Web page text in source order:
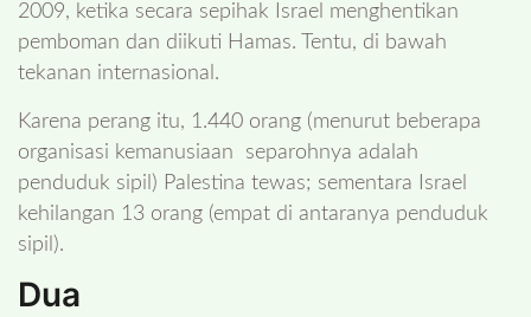
2009, ketika secara sepihak Israel menghentikan
pemboman dan diikuti Hamas. Tentu, di bawah
tekanan internasional.
Karena perang itu, 1.440 orang (menurut beberapa
organisasi kemanusiaan separohnya adalah
penduduk sipil) Palestina tewas; sementara Israel
kehilangan 13 orang (empat di antaranya penduduk
sipil).
Dua